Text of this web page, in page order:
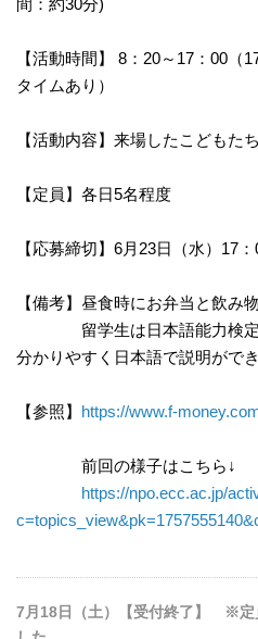
【活動時間】 8：20～17：00（
タイムあり）
【活動内容】来場したこどもた
【定員】各日5名程度
【応募締切】6月23日（
【備考】昼食時にお弁当と飲み
留学生は日本語能力検定
分かりやすく日本語で説明がで
【参照】 https://www.f-
前回の様子はこちら↓
https://npo.ecc.ac.jp/
7月18日（土）【受付終了】 ※定